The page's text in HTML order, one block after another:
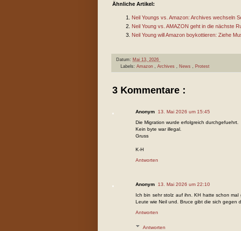
Ähnliche Artikel:
Neil Youngs vs. Amazon: Archives wechseln
Neil Young vs. AMAZON geht in die nächste
Neil Young will Amazon boykottieren: Ziehe
Datum: Mai 13, 2026
Labels: Amazon Archives News Protest
3 Kommentare :
Anonym
13. Mai 2026 um 15:45
Die Migration wurde erfolgreich durchgefuehrt.
Kein byte war illegal.
Gruss
K-H
Antworten
Anonym 13. Mai 2026 um 22:10
Ich bin sehr stolz auf ihn. KH hatte schon
Leute wie Neil und. Bruce gibt die sich gegen
Antworten
Antworten